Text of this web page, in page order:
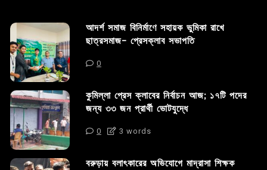
আদর্শ সমাজ বিনির্মাণে সহায়ক ভুমিকা রাখে
ছাত্রসমাজ- প্রেসক্লাব সভাপতি
0
কুমিল্লা প্রেস ক্লাবের নির্বাচন আজ; ১৭টি পদের
জন্য ৩৩ জন প্রার্থী ভোটযুদ্ধে
0 3 words
বরুড়ায় বলাৎকারের অভিযোগে মাদ্রাসা শিক্ষক